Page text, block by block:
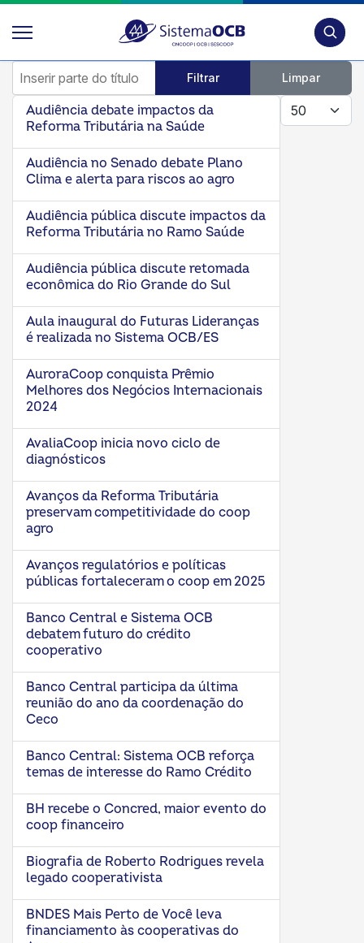
Inserir parte do título
Filtrar Limpar
Mostrar #
Audiência debate impactos da
Reforma Tributária na Saúde
Audiência no Senado debate Plano
Clima e alerta para riscos ao agro
Audiência pública discute impactos da
Reforma Tributária no Ramo Saúde
Audiência pública discute retomada
econômica do Rio Grande do Sul
Aula inaugural do Futuras Lideranças
é realizada no Sistema OCB/ES
AuroraCoop conquista Prêmio
Melhores dos Negócios Internacionais
2024
AvaliaCoop inicia novo ciclo de
diagnósticos
Avanços da Reforma Tributária
preservam competitividade do coop
agro
Avanços regulatórios e políticas
públicas fortaleceram o coop em 2025
Banco Central e Sistema OCB
debatem futuro do crédito
cooperativo
Banco Central participa da última
reunião do ano da coordenação do
Ceco
Banco Central: Sistema OCB reforça
temas de interesse do Ramo Crédito
BH recebe o Concred, maior evento do
coop financeiro
Biografia de Roberto Rodrigues revela
legado cooperativista
BNDES Mais Perto de Você leva
financiamento às cooperativas do